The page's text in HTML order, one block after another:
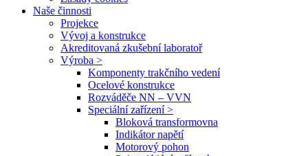
Naše činnosti
Projekce
Vývoj a konstrukce
Akreditovaná zkušební laboratoř
Výroba >
Komponenty trakčního vedení
Ocelové konstrukce
Rozváděče NN – VVN
Speciální zařízení >
Bloková transformovna
Indikátor napětí
Motorový pohon